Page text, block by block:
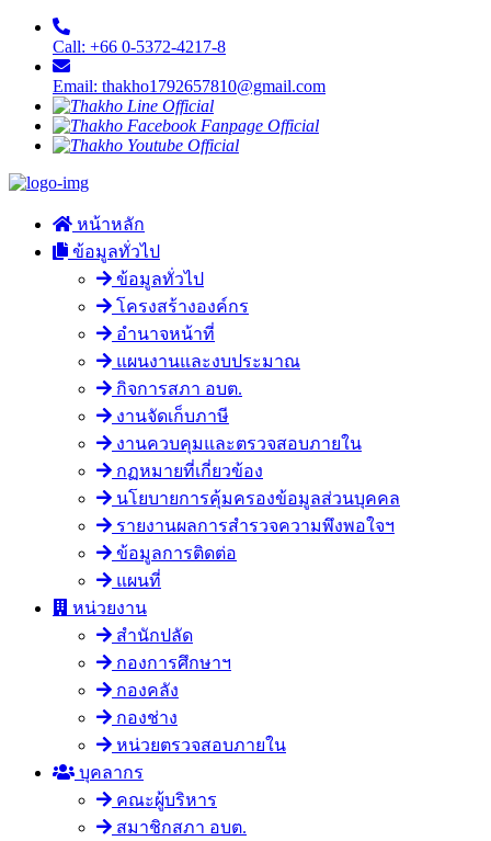
Call: +66 0-5372-4217-8
Email: thakho1792657810@gmail.com
หน้าหลัก
ข้อมูลทั่วไป
ข้อมูลทั่วไป
โครงสร้างองค์กร
อำนาจหน้าที่
แผนงานและงบประมาณ
กิจการสภา อบต.
งานจัดเก็บภาษี
งานควบคุมและตรวจสอบภายใน
กฏหมายที่เกี่ยวข้อง
นโยบายการคุ้มครองข้อมูลส่วนบุคคล
รายงานผลการสำรวจความพึงพอใจฯ
ข้อมูลการติดต่อ
แผนที่
หน่วยงาน
สำนักปลัด
กองการศึกษาฯ
กองคลัง
กองช่าง
หน่วยตรวจสอบภายใน
บุคลากร
คณะผู้บริหาร
สมาชิกสภา อบต.